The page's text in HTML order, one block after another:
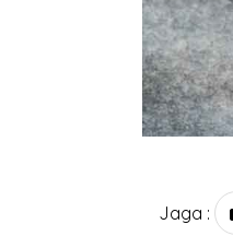
Jaga :